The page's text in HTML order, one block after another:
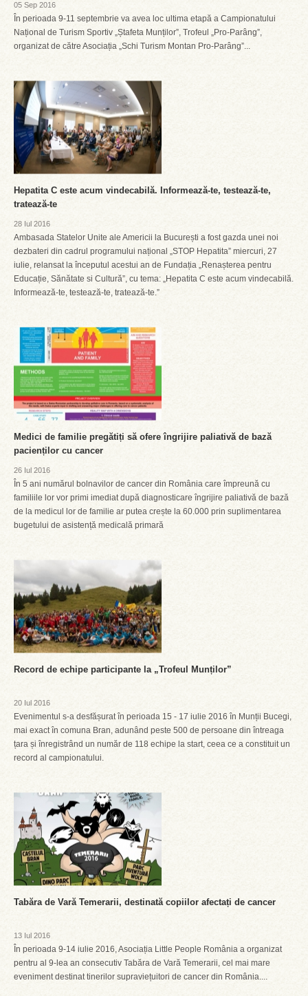
05 Sep 2016
În perioada 9-11 septembrie va avea loc ultima etapă a Campionatului
Național de Turism Sportiv „Ștafeta Munților”, Trofeul „Pro-Parâng”,
organizat de către Asociația „Schi Turism Montan Pro-Parâng”...
Hepatita C este acum vindecabilă. Informează-te, testează-te,
tratează-te
28 Iul 2016
Ambasada Statelor Unite ale Americii la București a fost gazda unei noi
dezbateri din cadrul programului național „STOP Hepatita” miercuri, 27
iulie, relansat la începutul acestui an de Fundația „Renașterea pentru
Educație, Sănătate si Cultură”, cu tema: „Hepatita C este acum vindecabilă.
Informează-te, testează-te, tratează-te.”
Medici de familie pregătiți să ofere îngrijire paliativă de bază
pacienților cu cancer
26 Iul 2016
În 5 ani numărul bolnavilor de cancer din România care împreună cu
familiile lor vor primi imediat după diagnosticare îngrijire paliativă de bază
de la medicul lor de familie ar putea crește la 60.000 prin suplimentarea
bugetului de asistență medicală primară
Record de echipe participante la „Trofeul Munților”
20 Iul 2016
Evenimentul s-a desfășurat în perioada 15 - 17 iulie 2016 în Munții Bucegi,
mai exact în comuna Bran, adunând peste 500 de persoane din întreaga
țara și înregistrând un număr de 118 echipe la start, ceea ce a constituit un
record al campionatului.
Tabăra de Vară Temerarii, destinată copiilor afectați de cancer
13 Iul 2016
În perioada 9-14 iulie 2016, Asociația Little People România a organizat
pentru al 9-lea an consecutiv Tabăra de Vară Temerarii, cel mai mare
eveniment destinat tinerilor supraviețuitori de cancer din România....